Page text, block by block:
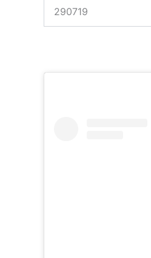
290719